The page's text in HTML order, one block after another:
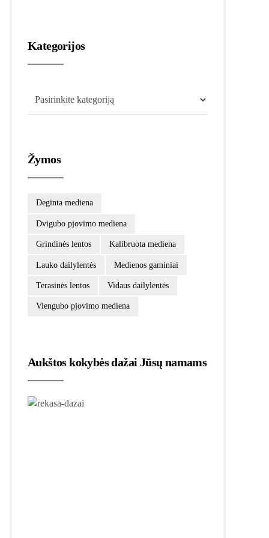
Kategorijos
Žymos
Deginta mediena
Dvigubo pjovimo mediena
Grindinės lentos Kalibruota mediena
Lauko dailylentės Medienos gaminiai
Terasinės lentos Vidaus dailylentės
Viengubo pjovimo mediena
Aukštos kokybės dažai Jūsų namams